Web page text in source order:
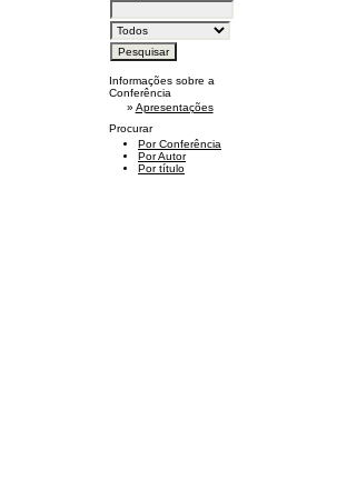
Informações sobre a
Conferência
» Apresentações
Procurar
Por Conferência
Por Autor
Por título